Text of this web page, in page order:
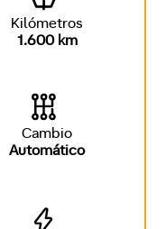
Kilómetros
1.600 km
Cambio
Automático